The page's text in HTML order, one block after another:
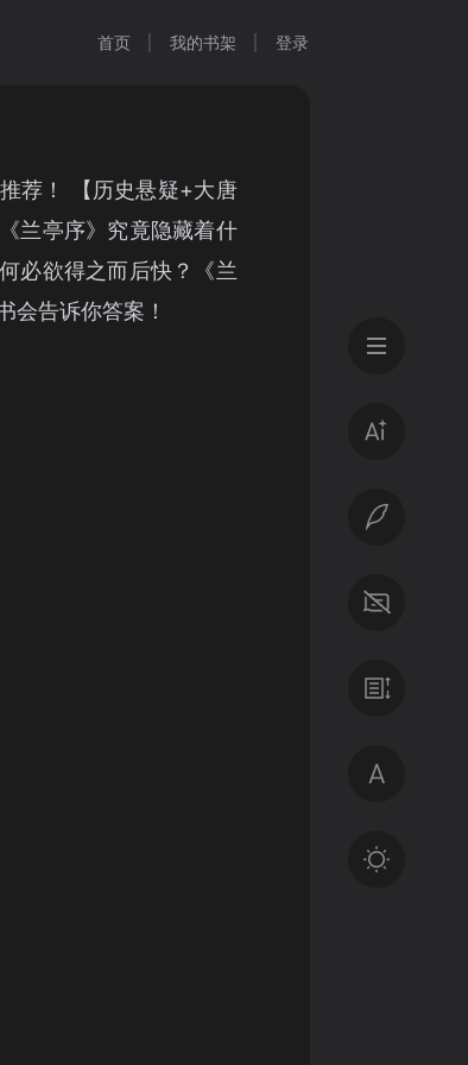
首页 我的书架 登录
荐！ 【历史悬疑+大唐
兰亭序》究竟隐藏着什
必欲得之而后快？《兰
会告诉你答案！